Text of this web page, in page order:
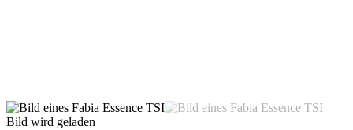
Bild wird geladen